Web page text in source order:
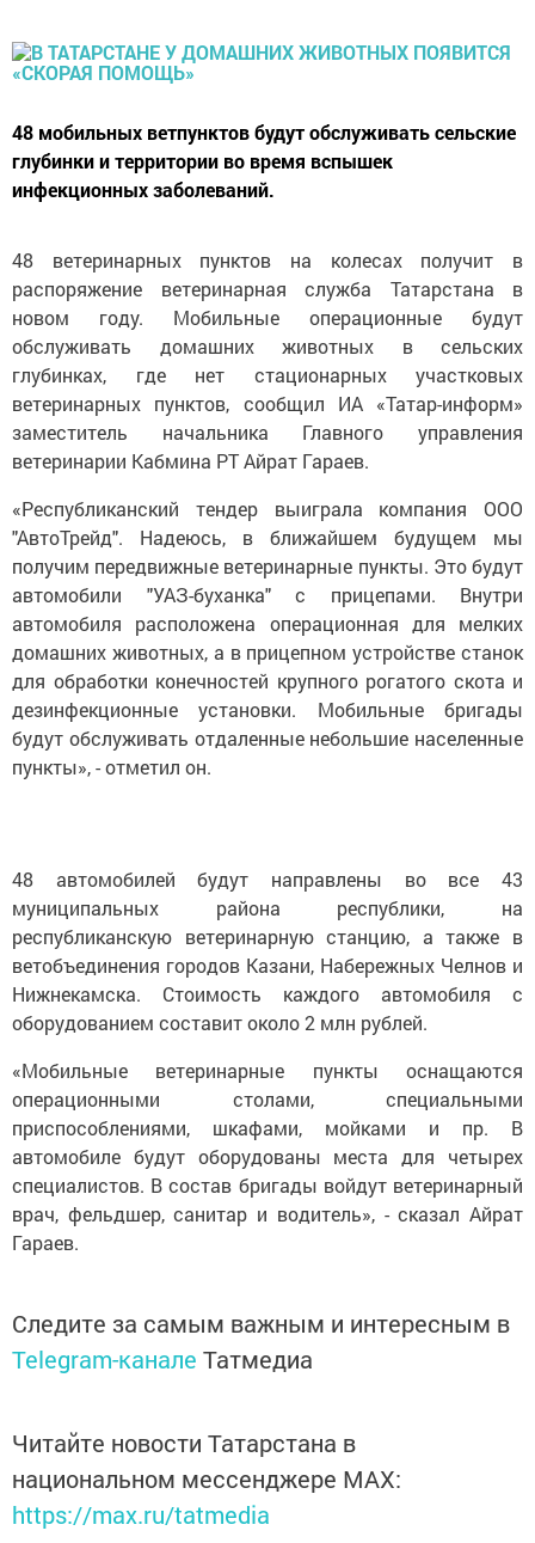
48 мобильных ветпунктов будут обслуживать сельские
глубинки и территории во время вспышек
инфекционных заболеваний.
48 ветеринарных пунктов на колесах получит в
распоряжение ветеринарная служба Татарстана в
новом году. Мобильные операционные будут
обслуживать домашних животных в сельских
глубинках, где нет стационарных участковых
ветеринарных пунктов, сообщил ИА «Татар-информ»
заместитель начальника Главного управления
ветеринарии Кабмина РТ Айрат Гараев.
«Республиканский тендер выиграла компания ООО
"АвтоТрейд". Надеюсь, в ближайшем будущем мы
получим передвижные ветеринарные пункты. Это будут
автомобили "УАЗ-буханка" с прицепами. Внутри
автомобиля расположена операционная для мелких
домашних животных, а в прицепном устройстве станок
для обработки конечностей крупного рогатого скота и
дезинфекционные установки. Мобильные бригады
будут обслуживать отдаленные небольшие населенные
пункты», - отметил он.
48 автомобилей будут направлены во все 43
муниципальных района республики, на
республиканскую ветеринарную станцию, а также в
ветобъединения городов Казани, Набережных Челнов и
Нижнекамска. Стоимость каждого автомобиля с
оборудованием составит около 2 млн рублей.
«Мобильные ветеринарные пункты оснащаются
операционными столами, специальными
приспособлениями, шкафами, мойками и пр. В
автомобиле будут оборудованы места для четырех
специалистов. В состав бригады войдут ветеринарный
врач, фельдшер, санитар и водитель», - сказал Айрат
Гараев.
Следите за самым важным и интересным в
Telegram-канале Татмедиа
Читайте новости Татарстана в
национальном мессенджере MАХ:
https://max.ru/tatmedia